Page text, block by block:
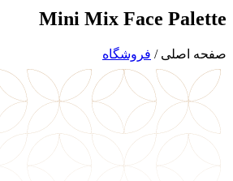
Mini Mix Face Palette
صفحه اصلی / فروشگاه